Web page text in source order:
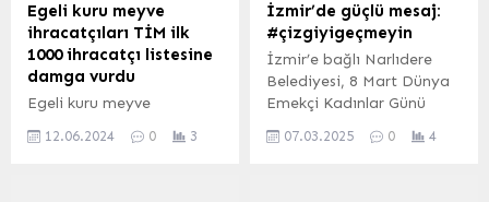
Egeli kuru meyve
ihracatçıları TİM ilk
1000 ihracatçı listesine
damga vurdu
Egeli kuru meyve
ihracatçı listesine damga
12.06.2024 0 3
İzmir’de güçlü mesaj:
#çizgiyigeçmeyin
İzmir’e bağlı Narlıdere
Belediyesi, 8 Mart Dünya
Emekçi Kadınlar Günü
şiddet, baskı ve toplumsal
07.03.2025 0 4